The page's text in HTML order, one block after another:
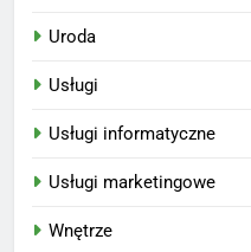
Uroda
Usługi
Usługi informatyczne
Usługi marketingowe
Wnętrze